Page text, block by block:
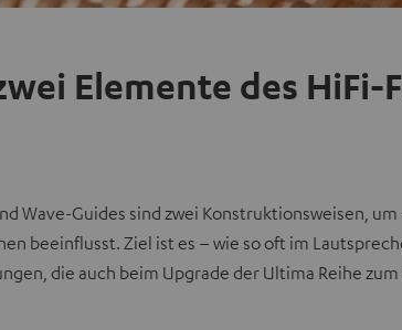
Elemente des
Wave-Guides sind zwei Konstruktionsweisen,
beeinflusst. Ziel ist es – wie so oft im
die auch beim Upgrade der Ultima Reihe zum